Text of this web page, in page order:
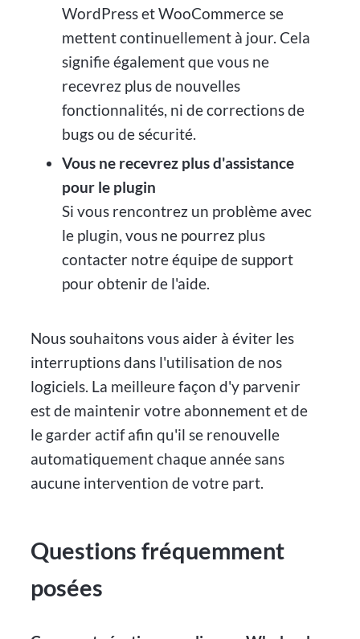
WordPress et WooCommerce se
mettent continuellement à jour. Cela
signifie également que vous ne
recevrez plus de nouvelles
fonctionnalités, ni de corrections de
bugs ou de sécurité.
Vous ne recevrez plus d'assistance
pour le plugin
Si vous rencontrez un problème avec
le plugin, vous ne pourrez plus
contacter notre équipe de support
pour obtenir de l'aide.
Nous souhaitons vous aider à éviter les
interruptions dans l'utilisation de nos
logiciels. La meilleure façon d'y parvenir
est de maintenir votre abonnement et de
le garder actif afin qu'il se renouvelle
automatiquement chaque année sans
aucune intervention de votre part.
Questions fréquemment
posées